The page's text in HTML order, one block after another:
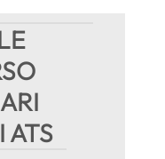
ATS